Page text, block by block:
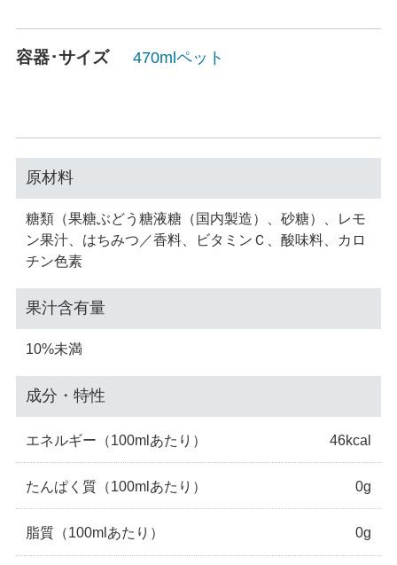
容器･サイズ 470mlペット
原材料
糖類（果糖ぶどう糖液糖（国内製造）、砂糖）、レモ
ン果汁、はちみつ／香料、ビタミンＣ、酸味料、カロ
チン色素
果汁含有量
10%未満
成分・特性
エネルギー （100mlあたり） 46kcal
たんぱく質 （100mlあたり） 0g
脂質 （100mlあたり） 0g